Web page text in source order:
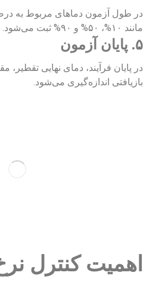
در طول آزمون دماهای مربوط به
مانند ۱۰%، ۵۰% و ۹۰% ثبت می‌شود.
۵. پایان آزمون
در پایان فرآیند، دمای نهایی تقطیر،
بازیافتی اندازه‌گیری می‌شود.
اهمیت کنترل